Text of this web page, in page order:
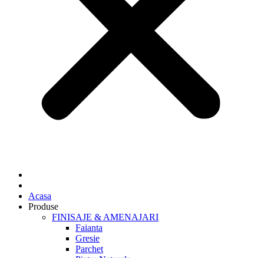
Acasa
Produse
FINISAJE & AMENAJARI
Faianta
Gresie
Parchet